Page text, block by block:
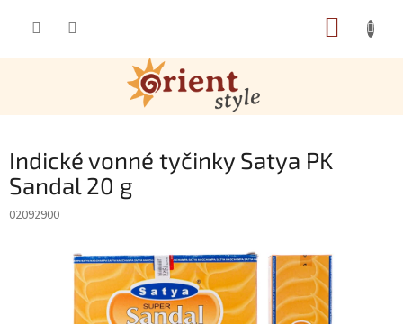
Indické vonné tyčinky Satya PK
Sandal 20 g
02092900